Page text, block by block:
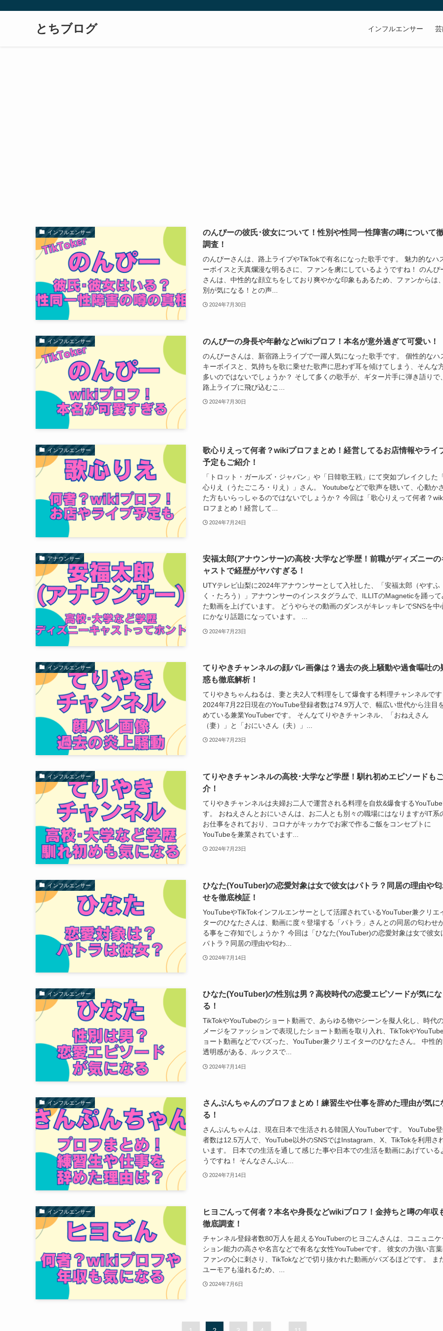
とちブログ インフルエンサー 芸
インフルエンサー
のんぴーの彼氏･彼女について！性別や性同一性障害の噂について
調査！
のんぴーさんは、路上ライブやTikTokで有名になった歌手です。 魅力的なハ
ーボイスと天真爛漫な明るさに、ファンを虜にしているようですね！ のんぴ
さんは、中性的な顔立ちをしており爽やかな印象もあるため、ファンからは
別が気になる！との声...
2024年7月30日
インフルエンサー のんぴーの身長や年齢などwikiプロフ！本名が意外過ぎて可愛い！
のんぴーさんは、新宿路上ライブで一躍人気になった歌手です。 個性的なハ
キーボイスと、気持ちを歌に乗せた歌声に思わず耳を傾けてしまう、そんな
多いのではないでしょうか？ そして多くの歌手が、ギター片手に弾き語りで、
路上ライブに飛び込むこ...
2024年7月30日
インフルエンサー
歌心りえって何者？wikiプロフまとめ！経営してるお店情報やライ
予定もご紹介！
「トロット・ガールズ・ジャパン」や「日韓歌王戦」にて突如ブレイクした
心りえ（うたごころ・りえ）」さん。 Youtubeなどで歌声を聴いて、心動か
た方もいらっしゃるのではないでしょうか？ 今回は「歌心りえって何者？
ロフまとめ！経営して...
2024年7月24日
アナウンサー
安福太郎(アナウンサー)の高校･大学など学歴！前職がディズニーの
ャストで経歴がヤバすぎる！
UTYテレビ山梨に2024年アナウンサーとして入社した、「安福太郎（やすふ
く・たろう）」アナウンサーのインスタグラムで、ILLITのMagneticを踊って
た動画を上げています。 どうやらその動画のダンスがキレッキレでSNSを中
にかなり話題になっています。 ...
2024年7月23日
インフルエンサー
てりやきチャンネルの顔バレ画像は？過去の炎上騒動や過食嘔吐の
惑も徹底解析！
てりやきちゃんねるは、妻と夫2人で料理をして爆食する料理チャンネルです
2024年7月22日現在のYouTube登録者数は74.9万人で、幅広い世代から注目
めている兼業YouTuberです。 そんなてりやきチャンネル、「おねえさん
（妻）」と「おにいさん（夫）」...
2024年7月23日
インフルエンサー
てりやきチャンネルの高校･大学など学歴！馴れ初めエピソードも
介！
てりやきチャンネルは夫婦お二人で運営される料理を自炊&爆食する
す。 おねえさんとおにいさんは、お二人とも別々の職場にはなりますがIT系
お仕事をされており、コロナがキッカケでお家で作るご飯をコンセプトに
YouTubeを兼業されています...
2024年7月23日
インフルエンサー
ひなた(YouTuber)の恋愛対象は女で彼女はパトラ？同居の理由や
せを徹底検証！
YouTubeやTikTokインフルエンサーとして活躍されているYouTuber兼クリエ
ターのひなたさんは、動画に度々登場する「パトラ」さんとの同居の匂わせ
る事をご存知でしょうか？ 今回は「ひなた(YouTuber)の恋愛対象は女で彼女
パトラ？同居の理由や匂わ...
2024年7月14日
インフルエンサー
ひなた(YouTuber)の性別は男？高校時代の恋愛エピソードが気にな
る！
TikTokやYouTubeのショート動画で、あらゆる物やシーンを擬人化し、時代
メージをファッションで表現したショート動画を取り入れ、TikTokや
ョート動画などでバズった、YouTuber兼クリエイターのひなたさん。 中性
透明感がある、ルックスで...
2024年7月14日
インフルエンサー
さんぷんちゃんのプロフまとめ！練習生や仕事を辞めた理由が気に
る！
さんぷんちゃんは、現在日本で生活される韓国人YouTuberです。 YouTube
者数は12.5万人で、YouTube以外のSNSではInstagram、X、TikTokを利用さ
います。 日本での生活を通して感じた事や日本での生活を動画にあげている
うですね！ そんなさんぷん...
2024年7月14日
インフルエンサー
ヒヨごんって何者？本名や身長などwikiプロフ！金持ちと噂の年収
徹底調査！
チャンネル登録者数80万人を超えるYouTuberのヒヨごんさんは、コニュニケ
ション能力の高さや名言などで有名な女性YouTuberです。 彼女の力強い言
ファンの心に刺さり、TikTokなどで切り抜かれた動画がバズるほどです。 ま
ユーモアも溢れるため、...
2024年7月6日